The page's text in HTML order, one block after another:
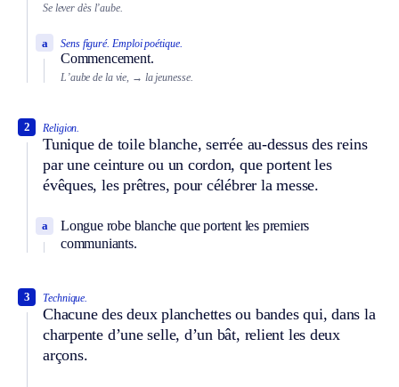
Se lever dès l’aube.
Sens figuré. Emploi poétique.
Commencement.
a
L’aube de la vie, → la jeunesse.
Religion.
Tunique de toile blanche, serrée au-dessus des reins
par une ceinture ou un cordon, que portent les
évêques, les prêtres, pour célébrer la messe.
2
Longue robe blanche que portent les premiers
communiants.
a
Technique.
Chacune des deux planchettes ou bandes qui, dans la
charpente d’une selle, d’un bât, relient les deux
arçons.
3